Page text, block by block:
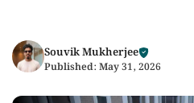
Souvik Mukherjee
Published: May 31, 2026